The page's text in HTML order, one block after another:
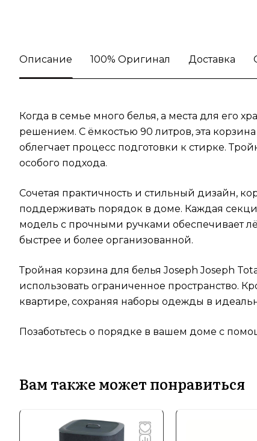
Описание 100% Оригинал Доставка
Когда в семье много белья, а места для его
решением. С ёмкостью 90 литров, эта
облегчает процесс подготовки к стирке.
особого подхода.
Сочетая практичность и стильный дизайн,
поддерживать порядок в доме. Каждая
модель с прочными ручками обеспечивает
быстрее и более организованной.
Тройная корзина для белья Joseph Joseph
использовать ограниченное пространство.
квартире, сохраняя наборы одежды в
Позаботьтесь о порядке в вашем доме с
Вам также может понравиться